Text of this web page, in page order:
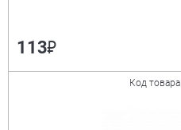
113₽
Код товара